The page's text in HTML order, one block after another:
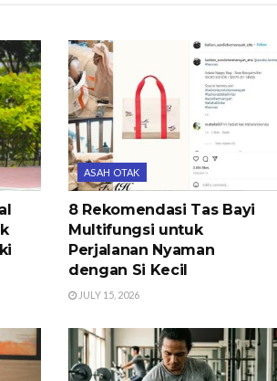
ASAH OTAK
8 Rekomendasi Tas Bayi
Multifungsi untuk
Perjalanan Nyaman
dengan Si Kecil
JULY 15, 2026